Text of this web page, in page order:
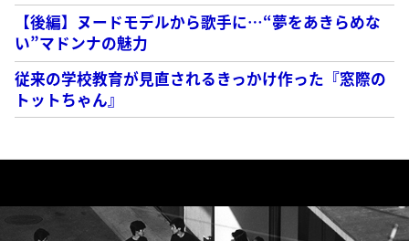
【後編】ヌードモデルから歌手に…“夢をあきらめな
い”マドンナの魅力
従来の学校教育が見直されるきっかけ作った『窓際の
トットちゃん』